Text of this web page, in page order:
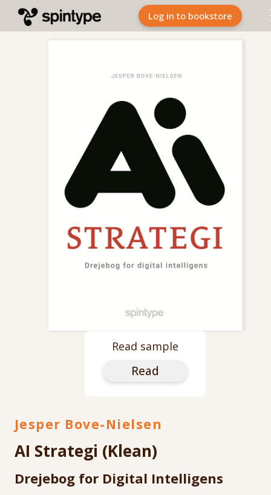
Log in to bookstore
Read sample
Read
Jesper Bove-Nielsen
AI Strategi (Klean)
Drejebog for Digital Intelligens